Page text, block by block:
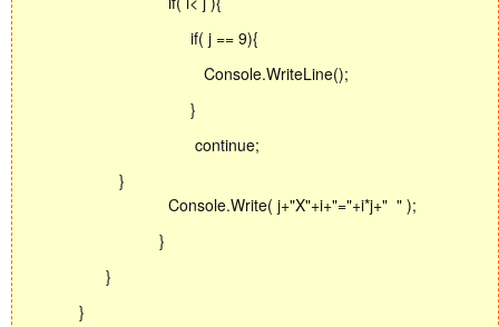
if( j == 9){
Console.WriteLine();
}
continue;
}
Console.Write( j+"X"+i+"="+i*j+" " );
}
}
}